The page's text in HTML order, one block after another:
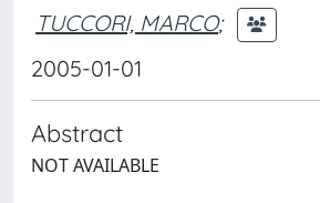
TUCCORI, MARCO;
2005-01-01
Abstract
NOT AVAILABLE